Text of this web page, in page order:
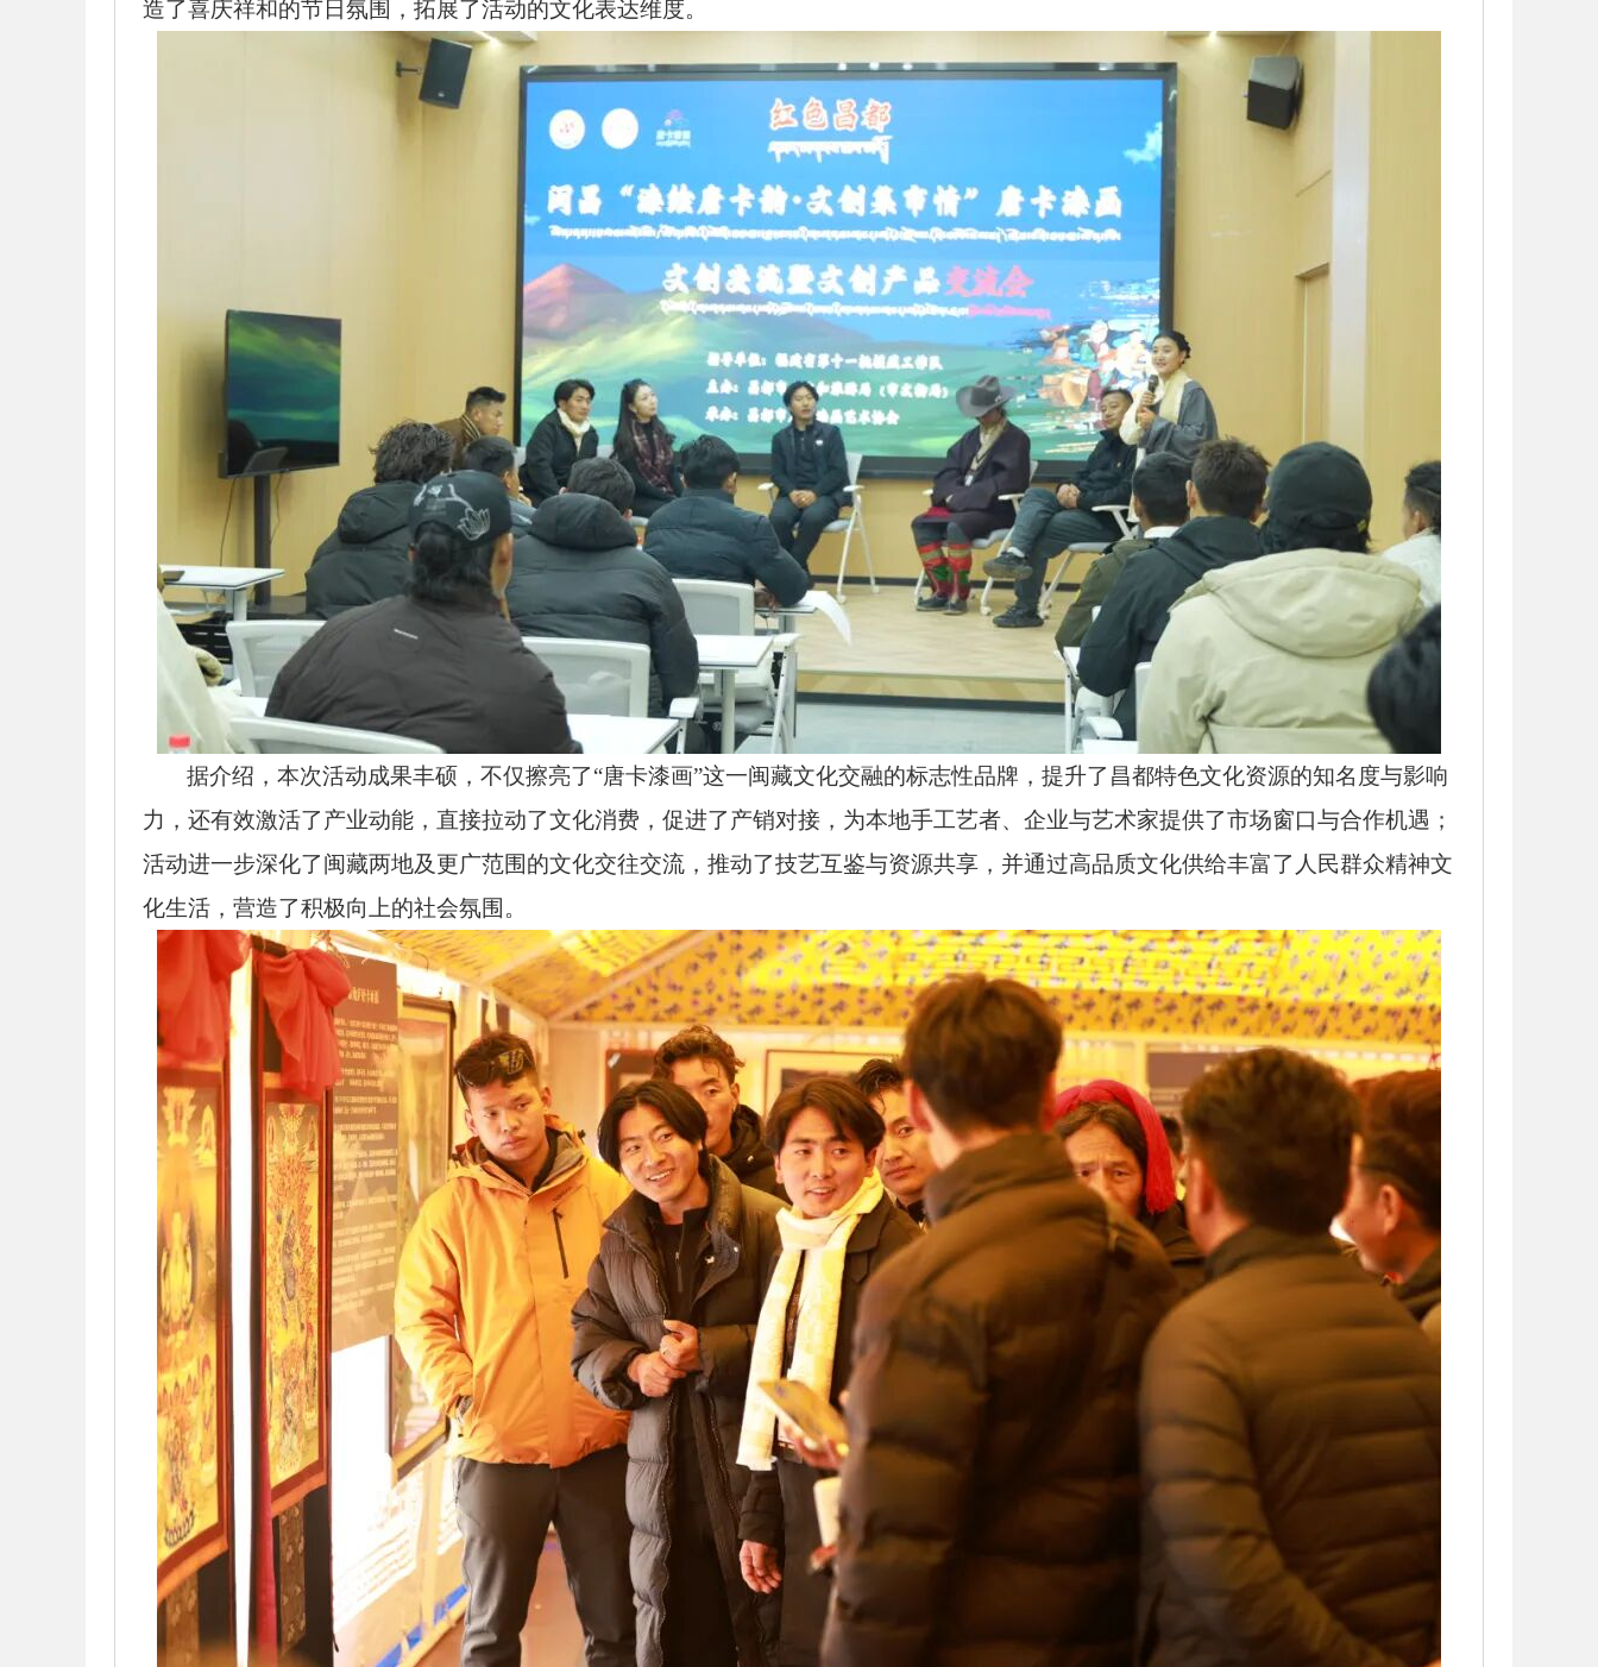
造了喜庆祥和的节日氛围，拓展了活动的文化表达维度。
据介绍，本次活动成果丰硕，不仅擦亮了“唐卡漆画”这一闽藏文化交融的标志性品牌，提升了昌都特色文化资源的知名度与影响
力，还有效激活了产业动能，直接拉动了文化消费，促进了产销对接，为本地手工艺者、企业与艺术家提供了市场窗口与合作机遇；
活动进一步深化了闽藏两地及更广范围的文化交往交流，推动了技艺互鉴与资源共享，并通过高品质文化供给丰富了人民群众精神文
化生活，营造了积极向上的社会氛围。